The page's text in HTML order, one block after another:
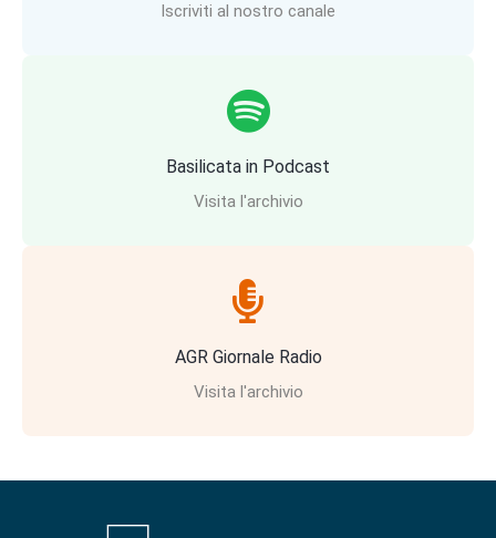
Iscriviti al nostro canale
Basilicata in Podcast
Visita l'archivio
AGR Giornale Radio
Visita l'archivio